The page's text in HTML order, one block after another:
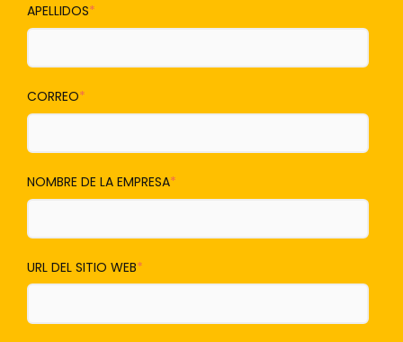
APELLIDOS*
CORREO*
NOMBRE DE LA EMPRESA*
URL DEL SITIO WEB*